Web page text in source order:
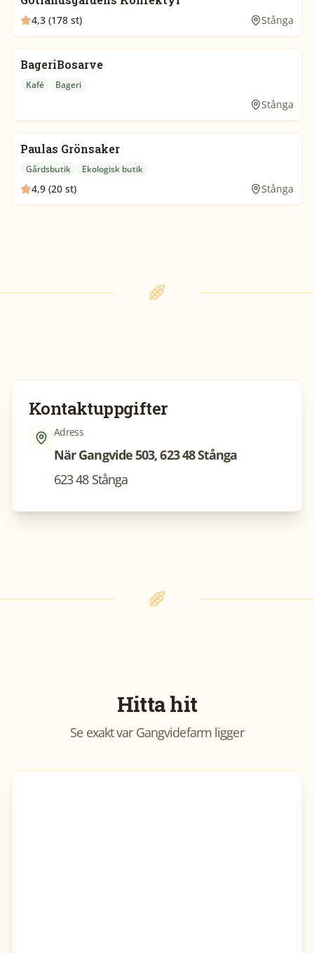
4,3 (178 st) Stånga
BageriBosarve
Kafé Bageri
Stånga
Paulas Grönsaker
Gårdsbutik Ekologisk butik
4,9 (20 st) Stånga
Kontaktuppgifter
Adress
När Gangvide 503, 623 48 Stånga
623 48 Stånga
Hitta hit
Se exakt var Gangvidefarmligger